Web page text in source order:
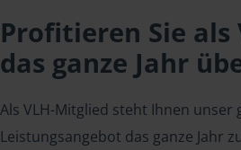
Profitieren Sie als
das ganze Jahr
Als VLH-Mitglied steht Ihnen unser
Leistungsangebot das ganze Jahr